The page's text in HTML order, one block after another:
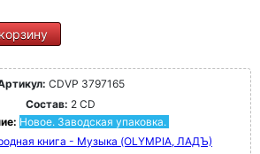
CDVP 3797165
Состав: 2 CD
Новое. Заводская упаковка.
книга - Музыка (OLYMPIA, ЛАДЪ)